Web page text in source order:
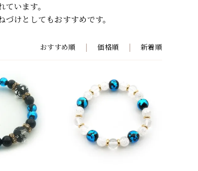
います。
けとしてもおすすめです。
おすすめ順 | 価格順 | 新着順